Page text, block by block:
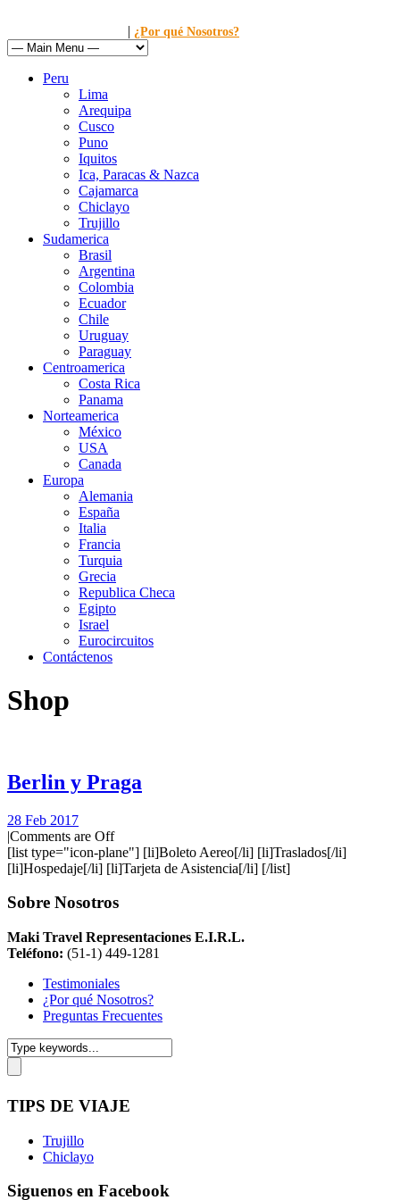
| ¿Por qué Nosotros?
Peru
Lima
Arequipa
Cusco
Puno
Iquitos
Ica, Paracas & Nazca
Cajamarca
Chiclayo
Trujillo
Sudamerica
Brasil
Argentina
Colombia
Ecuador
Chile
Uruguay
Paraguay
Centroamerica
Costa Rica
Panama
Norteamerica
México
USA
Canada
Europa
Alemania
España
Italia
Francia
Turquia
Grecia
Republica Checa
Egipto
Israel
Eurocircuitos
Contáctenos
Shop
Berlin y Praga
28 Feb 2017
|Comments are Off
[list type="icon-plane"] [li]Boleto Aereo[/li] [li]Traslados[/li]
[li]Hospedaje[/li] [li]Tarjeta de Asistencia[/li] [/list]
Sobre Nosotros
Maki Travel Representaciones E.I.R.L.
Teléfono: (51-1) 449-1281
Testimoniales
¿Por qué Nosotros?
Preguntas Frecuentes
TIPS DE VIAJE
Trujillo
Chiclayo
Siguenos en Facebook